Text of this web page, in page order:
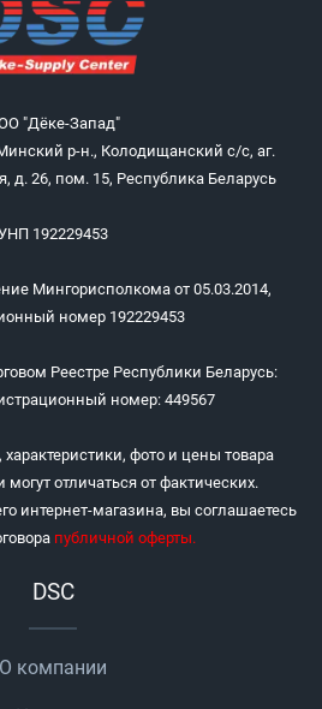
"Дёке-Запад"
р-н., Колодищанский с/с, аг.
д. 26, пом. 15, Республика Беларусь
192229453
Мингорисполкома от 05.03.2014,
номер 192229453
Реестре Республики Беларусь:
номер: 449567
фото и цены товара
отличаться от фактических.
интернет-магазина, вы соглашаетесь
публичной оферты.
DSC
О компании